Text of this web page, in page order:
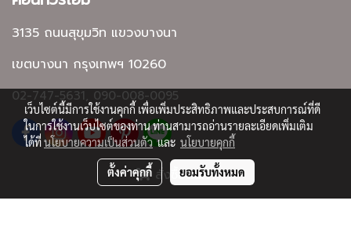
สั่งซื้อสินค้า
3135 ถนนสุขุมวิท แขวงบางนา
เขตบางนา กรุงเทพฯ 10260
02-747-5631, 090-008-0095
เว็บไซต์นี้มีการใช้งานคุกกี้ เพื่อเพิ่มประสิทธิภาพและประสบการณ์ที่ดี
ในการใช้งานเว็บไซต์ของท่าน ท่านสามารถอ่านรายละเอียดเพิ่มเติม
ได้ที่นโยบายความเป็นส่วนตัวและ นโยบายคุกกี้
ตั้งค่าคุกกี้ ยอมรับทั้งหมด